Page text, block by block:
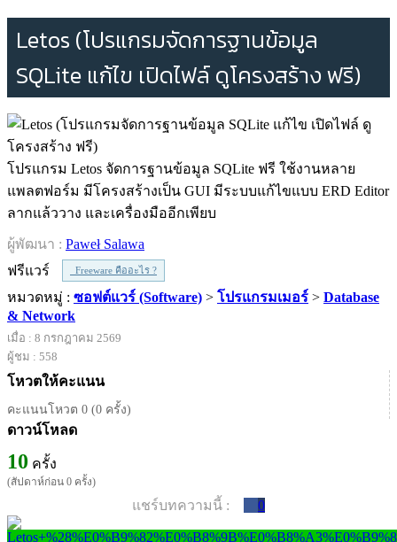
Letos (โปรแกรมจัดการฐานข้อมูล
SQLite แก้ไข เปิดไฟล์ ดูโครงสร้าง ฟรี)
โปรแกรม Letos จัดการฐานข้อมูล SQLite ฟรี ใช้งานหลาย
แพลตฟอร์ม มีโครงสร้างเป็น GUI มีระบบแก้ไขแบบ ERD Editor
ลากแล้ววาง และเครื่องมืออีกเพียบ
ผู้พัฒนา : Paweł Salawa
ฟรีแวร์
Freeware คืออะไร ?
หมวดหมู่ : ซอฟต์แวร์ (Software) > โปรแกรมเมอร์ > Database
& Network
เมื่อ : 8 กรกฎาคม 2569
ผู้ชม : 558
โหวตให้คะแนน
คะแนนโหวต 0 (0 ครั้ง)
ดาวน์โหลด
10 ครั้ง
(สัปดาห์ก่อน 0 ครั้ง)
แชร์บทความนี้ : 0